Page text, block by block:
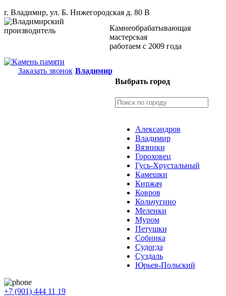
г. Владимир, ул. Б. Нижегородская д. 80 В
Камнеобрабатывающая
мастерская
работаем с 2009 года
Заказать звонок Владимир
Выбрать город
Александров
Владимир
Вязники
Гороховец
Гусь-Хрустальный
Камешки
Киржач
Ковров
Кольчугино
Меленки
Муром
Петушки
Собинка
Судогда
Суздаль
Юрьев-Польский
+7 (901) 444 11 19